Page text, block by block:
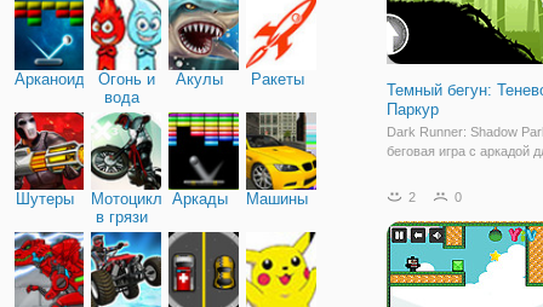
Арканоид
Огонь и
вода
Акулы Ракеты
Шутеры
Мотоциклы
в грязи
Аркады Машины
Темный бегун:
Паркур
Dark Runner: Shadow
беговая игра с аркадой
полной гравитационной
бег, прыжок, прыжок,
подъем с
2 0